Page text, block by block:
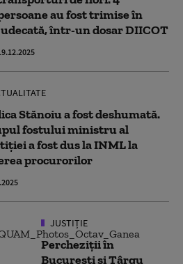
au fost trimise în
într-un dosar DIICOT
Stănoiu a fost deshumată.
fostului ministru al
a fost dus la INML la
procurorilor
JUSTIȚIE
Percheziții în
București și Târgu